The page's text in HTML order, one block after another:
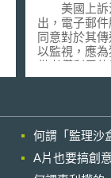
美國上訴
出，電子郵
同意對於其
以監視，應
供者僅利用
郵件時的自
國法院過去所
供者未經使
郵件通訊，
何謂「監理沙
A片也要搞創